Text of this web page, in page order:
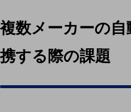
複数メーカーの自
携する際の課題